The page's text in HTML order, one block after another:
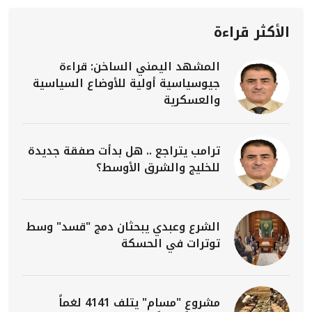
الأكثر قراءة
المشهد اليمني الساخن: قراءة
جيوسياسية أولية للأوضاع السياسية
والعسكرية
ترامب يتراجع .. هل بدأت صفقة جديدة
للخليج والشرق الأوسط؟
الشرع وعبدي يبحثان دمج "قسد" وسط
توترات في الحسكة
مشروع "مسام" يتلف 4141 لغماً